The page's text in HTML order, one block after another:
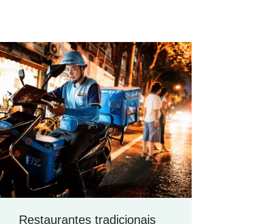
Restaurantes tradicionais